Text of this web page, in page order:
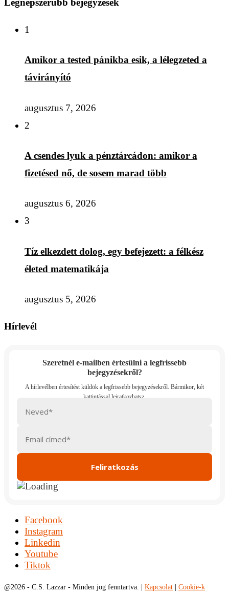
Legnépszerűbb bejegyzések
1
Amikor a tested pánikba esik, a lélegzeted a
távirányító
augusztus 7, 2026
2
A csendes lyuk a pénztárcádon: amikor a
fizetésed nő, de sosem marad több
augusztus 6, 2026
3
Tíz elkezdett dolog, egy befejezett: a félkész
életed matematikája
augusztus 5, 2026
Hírlevél
Szeretnél e-mailben értesülni a legfrissebb
bejegyzésekről?
Facebook
Instagram
Linkedin
Youtube
Tiktok
@2026 - C.S. Lazzar - Minden jog fenntartva. | Kapcsolat
Cookie-k